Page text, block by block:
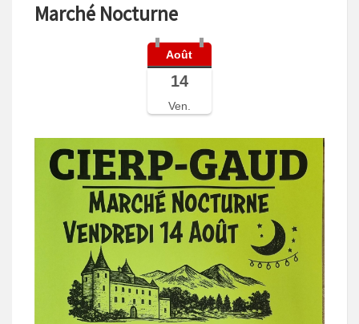
Marché Nocturne
Août
14
Ven.